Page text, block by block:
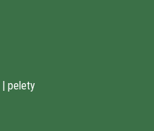
| pelety